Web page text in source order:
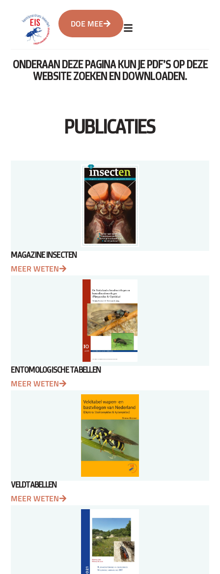
DOE MEE
ONDERAAN DEZE PAGINA KUN JE PDF’S OP DEZE
WEBSITE ZOEKEN EN DOWNLOADEN.
PUBLICATIES
MAGAZINE INSECTEN
MEER WETEN
ENTOMOLOGISCHE TABELLEN
MEER WETEN
VELDTABELLEN
MEER WETEN